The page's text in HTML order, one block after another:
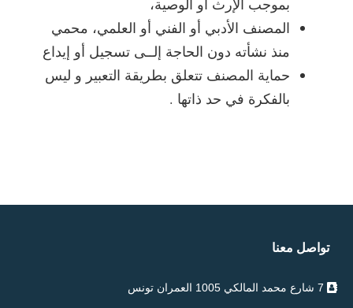
بموجب الإرث أو الوصية،
المصنف الأدبي أو الفني أو العلمي، محمي
منذ نشأته دون الحاجة إلــى تسجيل أو إيداع
حماية المصنف تتعلق بطريقة التعبير و ليس
بالفكرة في حد ذاتها .
تواصل معنا